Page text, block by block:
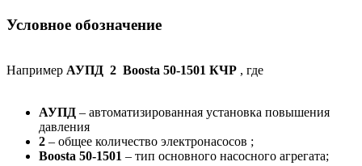
Условное обозначение
Например АУПД 2 Boosta 50-1501 КЧР , где
АУПД – автоматизированная установка повышения
давления
2 – общее количество электронасосов ;
Boosta 50-1501 – тип основного насосного агрегата;